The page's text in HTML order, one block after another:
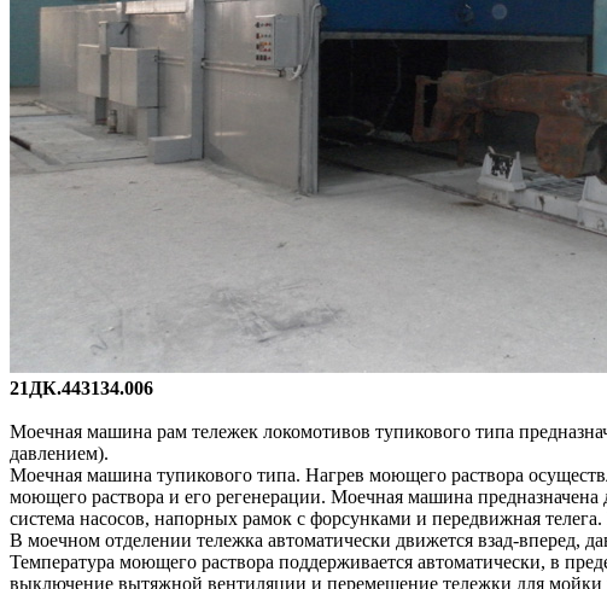
21ДК.443134.006
Моечная машина рам тележек локомотивов тупикового типа
давлением).
Моечная машина тупикового типа. Нагрев моющего раствора
моющего раствора и его регенерации. Моечная машина
система насосов, напорных рамок с форсунками и передвижная
В моечном отделении тележка автоматически движется взад-вперед,
Температура моющего раствора поддерживается автоматически, в
выключение вытяжной вентиляции и перемещение тележки для мойки